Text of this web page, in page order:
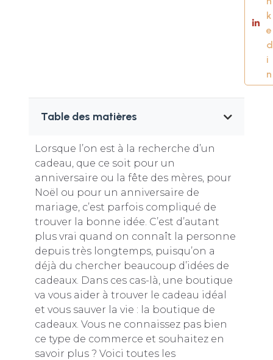
k
e
d
i
n
Table des matières
Lorsque l’on est à la recherche d’un
cadeau, que ce soit pour un
anniversaire ou la fête des mères, pour
Noël ou pour un anniversaire de
mariage, c’est parfois compliqué de
trouver la bonne idée. C’est d’autant
plus vrai quand on connaît la personne
depuis très longtemps, puisqu’on a
déjà du chercher beaucoup d’idées de
cadeaux. Dans ces cas-là, une boutique
va vous aider à trouver le cadeau idéal
et vous sauver la vie : la boutique de
cadeaux. Vous ne connaissez pas bien
ce type de commerce et souhaitez en
savoir plus ? Voici toutes les